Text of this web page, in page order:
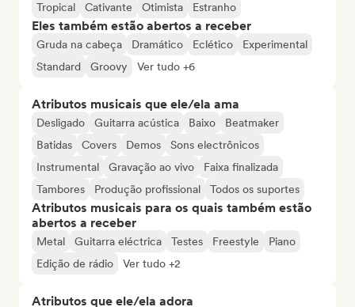
Tropical
Cativante Otimista Estranho
Eles também estão abertos a receber
Gruda na cabeça Dramático Eclético
Experimental
Standard
Groovy Ver tudo +6
Atributos musicais que ele/ela ama
Desligado Guitarra acústica Baixo
Beatmaker
Batidas
Covers Demos
Sons electrônicos
Instrumental
Gravação ao vivo
Faixa finalizada
Tambores
Produção profissional Todos os suportes
Atributos musicais para os quais também estão
abertos a receber
Metal Guitarra eléctrica Testes Freestyle
Piano
Edição de rádio
Ver tudo +2
Atributos que ele/ela adora